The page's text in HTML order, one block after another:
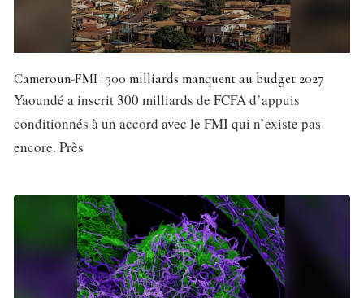
Cameroun-FMI : 300 milliards manquent au budget 2027
Yaoundé a inscrit 300 milliards de FCFA d’appuis
conditionnés à un accord avec le FMI qui n’existe pas
encore. Près